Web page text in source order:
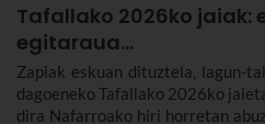
Tafallako 2026ko jaiak:
egitaraua...
Zapiak eskuan dituztela, lagun-
dagoeneko Tafallako 2026ko
dira Nafarroako hiri horretan